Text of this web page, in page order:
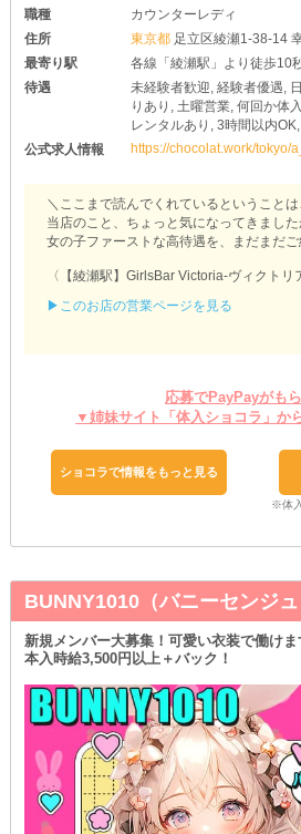
職種
カウンターレディ
住所
東京都 足立区綾瀬1-38-14
最寄り駅
各線「綾瀬駅」より徒歩10
待遇
未経験者歓迎, 経験者優遇,
りあり, 土曜営業, 何回か体
レンタルあり, 3時間以内
公式求人情報
https://chocolat.work/tokyo/
＼ここまで読んでくれているということ
当店のこと、ちょっと気になってきました
女の子ファーストな高待遇を、まだまだ
〈【綾瀬駅】GirlsBar Victoria-ヴィクトリ
❥シフトはあなたのペースでOK
いきなり長めに出勤しなくて良いから、
スキマ時間を有効活用して稼ぎたい、学
〈ヴィクトリア〉には快適に働ける環境
❥飲めなくても問題なし
「お酒が苦手で…」
そんな女の子も心配ご無用！
《ソフトドリンク》をご用意しているた
もしお客様に勧められても スタッフがフ
あなたなりのスタイルで接客できますよ！
❥ミスマッチを防げる
少しでも興味を持った子は、ぜひ実際に
当店では複数回のお試しバイトできるから
もちろん、本入店するかはその後決めて
▶このお店の営業ページを見る
応募でPayPayがも
▼姉妹サイト「体入ショコラ」か
ショコラで情報をもっと見る
BUNNY1010（バニーセンジュ
新規メンバー大募集！可愛い衣装で働け
本入時給3,500円以上＋バック！